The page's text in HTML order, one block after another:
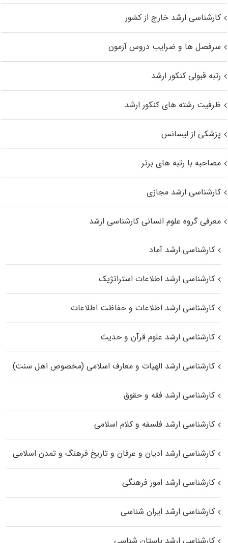
کارشناسی ارشد خارج از کشور
سرفصل ها و ضرایب دروس آزمون
رتبه قبولی کنکور ارشد
ظرفیت رشته های کنکور ارشد
پزشکی از لیسانس
مصاحبه با رتبه های برتر
کارشناسی ارشد مجازی
معرفی گروه علوم انسانی کارشناسی ارشد
کارشناسی ارشد آماد
کارشناسی ارشد اطلاعات استراتژیک
کارشناسی ارشد اطلاعات و حفاظت اطلاعات
کارشناسی ارشد علوم قرآن و حدیث
کارشناسی ارشد الهیات و معارف اسلامی (مخصوص اهل سنت)
کارشناسی ارشد فقه و حقوق
کارشناسی ارشد فلسفه و کلام اسلامی
کارشناسی ارشد ادیان و عرفان و تاریخ فرهنگ و تمدن اسلامی
کارشناسی ارشد امور فرهنگی
کارشناسی ارشد ایران شناسی